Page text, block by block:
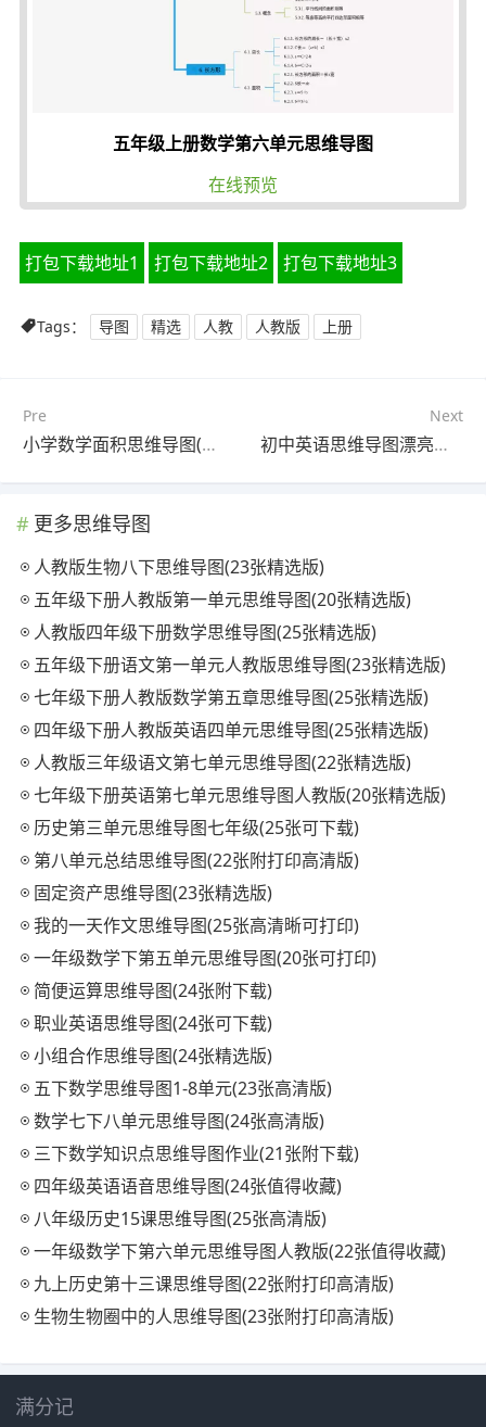
五年级上册数学第六单元思维导图
在线预览
打包下载地址1 打包下载地址2 打包下载地址3
Tags： 导图 精选 人教 人教版 上册
Pre
小学数学面积思维导图(22张精选版)
Next
初中英语思维导图漂亮简单(20张可下载)
更多思维导图
人教版生物八下思维导图(23张精选版)
五年级下册人教版第一单元思维导图(20张精选版)
人教版四年级下册数学思维导图(25张精选版)
五年级下册语文第一单元人教版思维导图(23张精选版)
七年级下册人教版数学第五章思维导图(25张精选版)
四年级下册人教版英语四单元思维导图(25张精选版)
人教版三年级语文第七单元思维导图(22张精选版)
七年级下册英语第七单元思维导图人教版(20张精选版)
历史第三单元思维导图七年级(25张可下载)
第八单元总结思维导图(22张附打印高清版)
固定资产思维导图(23张精选版)
我的一天作文思维导图(25张高清晰可打印)
一年级数学下第五单元思维导图(20张可打印)
简便运算思维导图(24张附下载)
职业英语思维导图(24张可下载)
小组合作思维导图(24张精选版)
五下数学思维导图1-8单元(23张高清版)
数学七下八单元思维导图(24张高清版)
三下数学知识点思维导图作业(21张附下载)
四年级英语语音思维导图(24张值得收藏)
八年级历史15课思维导图(25张高清版)
一年级数学下第六单元思维导图人教版(22张值得收藏)
九上历史第十三课思维导图(22张附打印高清版)
生物生物圈中的人思维导图(23张附打印高清版)
满分记